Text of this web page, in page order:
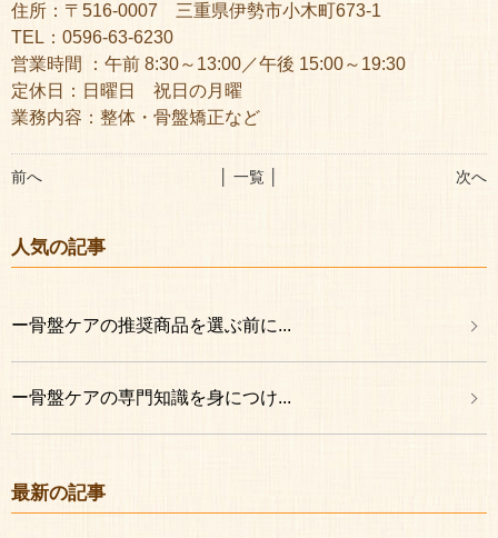
住所：〒516-0007 三重県伊勢市小木町673-1
TEL：0596-63-6230
営業時間 ：午前 8:30～13:00／午後 15:00～19:30
定休日：日曜日 祝日の月曜
業務内容：整体・骨盤矯正など
前へ 次へ
│ 一覧 │
人気の記事
ー骨盤ケアの推奨商品を選ぶ前に...
ー骨盤ケアの専門知識を身につけ...
最新の記事